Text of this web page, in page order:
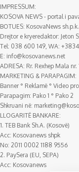
IMPRESSUM:
KOSOVA NEWS - portal i
BOTUES: KosovaNews
Drejtor e kryeredaktor: Jeton
Tel: 038 600 149, WA:
E: info@kosovanews.net
ADRESA: Rr. Rexhep Mala
MARKETING & PARAPAGIM:
Banner ° Reklamë ° Video
Parapagim: Pako 1 ° Pako 2
Shkruani në:
LLOGARITË BANKARE:
1. TEB Bank Sh.A. (Kosovë)
Acc: Kosovanews shpk
No: 2011 0002 1188 9556
2. PaySera (EU, SEPA)
Acc: Kosovanews